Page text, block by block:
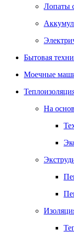
Лопаты
Бытовая
Моечные
На